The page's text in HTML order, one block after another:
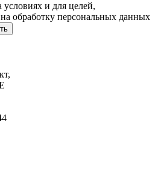
и для целей,
обработку персональных данных